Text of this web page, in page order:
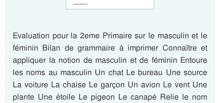
Evaluation pour la 2eme Primaire sur le masculin et le
féminin Bilan de grammaire à imprimer Connaître et
appliquer la notion de masculin et de féminin Entoure
les noms au masculin Un chat Le bureau Une source
La voiture La chaise Le garçon Un avion Le vent Une
plante Une étoile Le pigeon Le canapé Relie le nom